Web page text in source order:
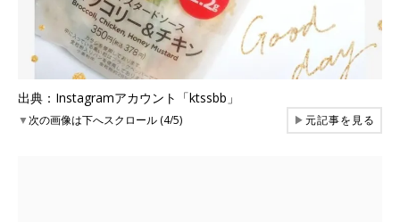
出典：Instagramアカウント「ktssbb」
▼次の画像は下へスクロール (4/5) ▶元記事を見る